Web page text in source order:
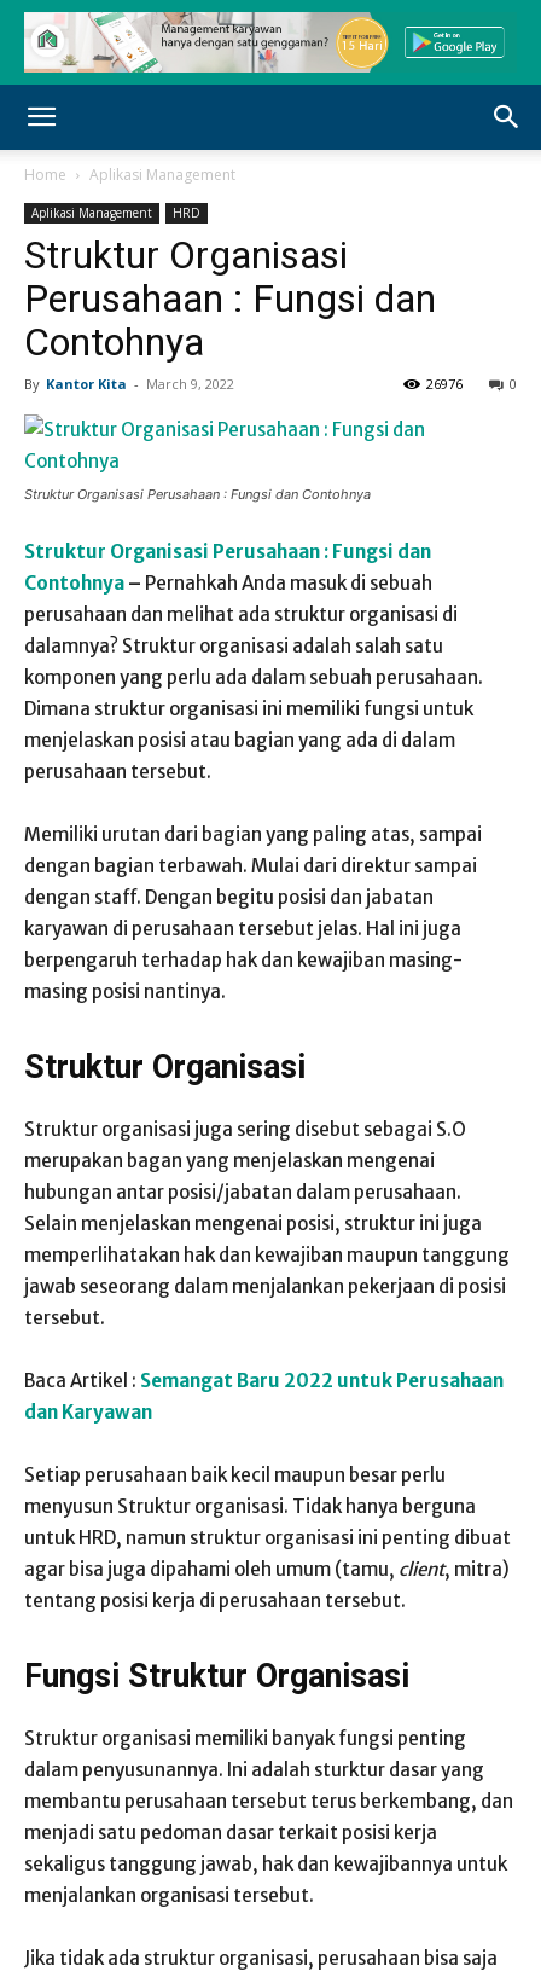
Home Aplikasi Management
Aplikasi Management HRD
Struktur Organisasi
Perusahaan : Fungsi dan
Contohnya
By Kantor Kita - March 9, 2022 0
26976
Struktur Organisasi Perusahaan : Fungsi dan Contohnya
Struktur Organisasi Perusahaan : Fungsi dan
Contohnya – Pernahkah Anda masuk di sebuah
perusahaan dan melihat ada struktur organisasi di
dalamnya? Struktur organisasi adalah salah satu
komponen yang perlu ada dalam sebuah perusahaan.
Dimana struktur organisasi ini memiliki fungsi untuk
menjelaskan posisi atau bagian yang ada di dalam
perusahaan tersebut.
Memiliki urutan dari bagian yang paling atas, sampai
dengan bagian terbawah. Mulai dari direktur sampai
dengan staff. Dengan begitu posisi dan jabatan
karyawan di perusahaan tersebut jelas. Hal ini juga
berpengaruh terhadap hak dan kewajiban masing-
masing posisi nantinya.
Struktur Organisasi
Struktur organisasi juga sering disebut sebagai S.O
merupakan bagan yang menjelaskan mengenai
hubungan antar posisi/jabatan dalam perusahaan.
Selain menjelaskan mengenai posisi, struktur ini juga
memperlihatakan hak dan kewajiban maupun tanggung
jawab seseorang dalam menjalankan pekerjaan di posisi
tersebut.
Baca Artikel : Semangat Baru 2022 untuk Perusahaan
dan Karyawan
Setiap perusahaan baik kecil maupun besar perlu
menyusun Struktur organisasi. Tidak hanya berguna
untuk HRD, namun struktur organisasi ini penting dibuat
agar bisa juga dipahami oleh umum (tamu, client, mitra)
tentang posisi kerja di perusahaan tersebut.
Fungsi Struktur Organisasi
Struktur organisasi memiliki banyak fungsi penting
dalam penyusunannya. Ini adalah sturktur dasar yang
membantu perusahaan tersebut terus berkembang, dan
menjadi satu pedoman dasar terkait posisi kerja
sekaligus tanggung jawab, hak dan kewajibannya untuk
menjalankan organisasi tersebut.
Jika tidak ada struktur organisasi, perusahaan bisa saja